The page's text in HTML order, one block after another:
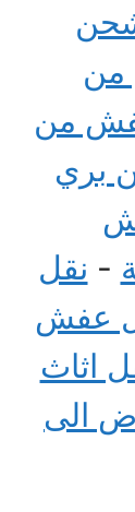
من
من
بري
- نقل
عفش
اثاث
الى